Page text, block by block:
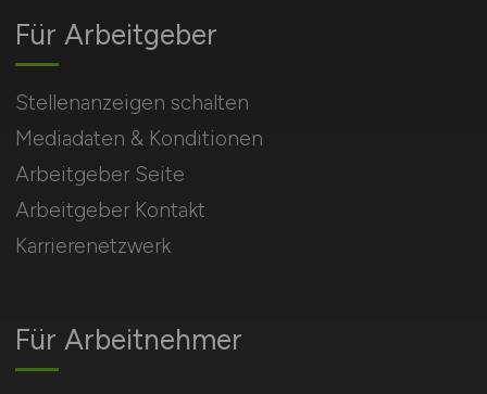
Für Arbeitnehmer
Für Arbeitgeber
Stellenanzeigen schalten
Mediadaten & Konditionen
Arbeitgeber Seite
Arbeitgeber Kontakt
Karrierenetzwerk